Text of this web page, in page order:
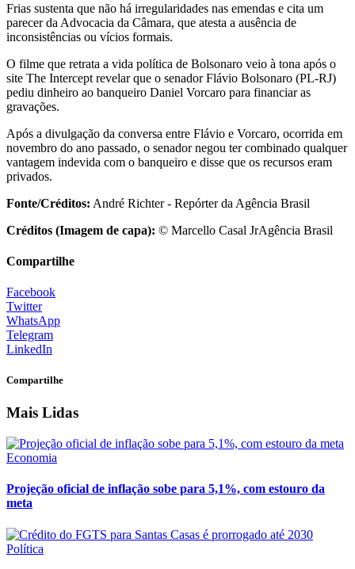
Frias sustenta que não há irregularidades nas emendas e cita um
parecer da Advocacia da Câmara, que atesta a ausência de
inconsistências ou vícios formais.
O filme que retrata a vida política de Bolsonaro veio à tona após o
site The Intercept revelar que o senador Flávio Bolsonaro (PL-RJ)
pediu dinheiro ao banqueiro Daniel Vorcaro para financiar as
gravações.
Após a divulgação da conversa entre Flávio e Vorcaro, ocorrida em
novembro do ano passado, o senador negou ter combinado qualquer
vantagem indevida com o banqueiro e disse que os recursos eram
privados.
Fonte/Créditos: André Richter - Repórter da Agência Brasil
Créditos (Imagem de capa): © Marcello Casal JrAgência Brasil
Compartilhe
Facebook
Twitter
WhatsApp
Telegram
LinkedIn
Compartilhe
Mais Lidas
Economia
Projeção oficial de inflação sobe para 5,1%, com estouro da
meta
Política